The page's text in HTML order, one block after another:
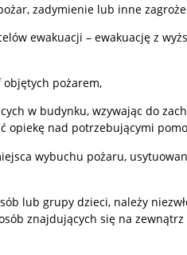
zadymienie lub inne
ewakuacji – ewakuację z
objętych pożarem,
w budynku, wzywając do
opiekę nad potrzebującymi
wybuchu pożaru,
lub grupy dzieci, należy
znajdujących się na zewnątrz